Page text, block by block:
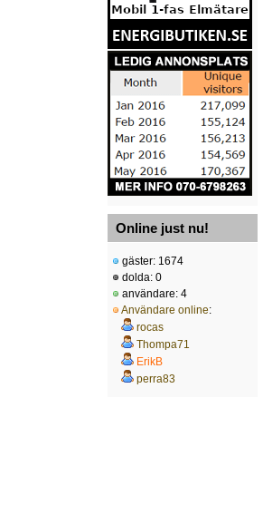
Online just nu!
gäster: 1674
dolda: 0
användare: 4
Användare online:
rocas
Thompa71
ErikB
perra83